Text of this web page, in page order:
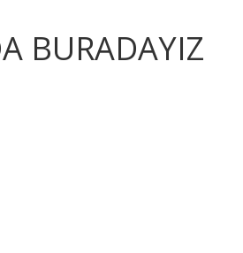
BURADAYIZ